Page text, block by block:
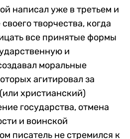
написал уже в третьем и
творчества, когда
все принятые формы
и
моральные
агитировал за
христианский)
государства, отмена
и воинской
писатель не стремился к